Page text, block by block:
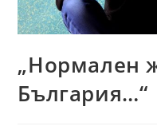
„Нормален
България…“